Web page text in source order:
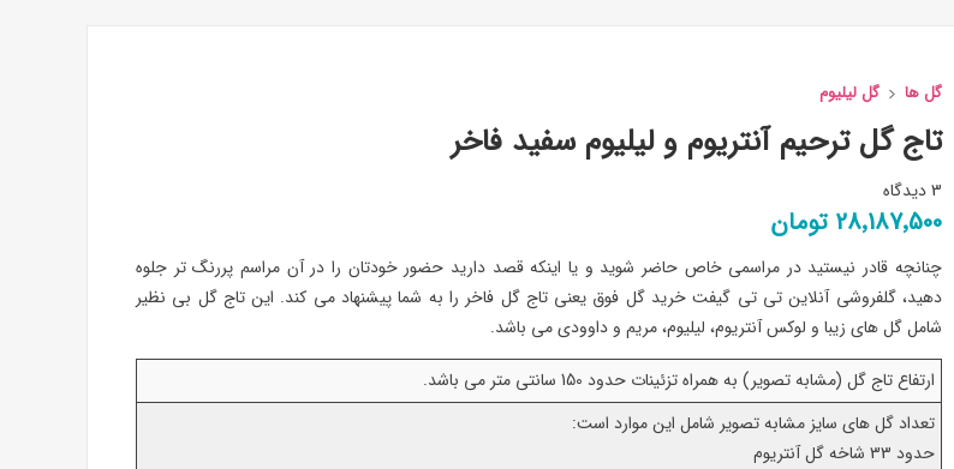
گل ها گل لیلیوم
تاج گل ترحیم آنتریوم و لیلیوم سفید فاخر
3 دیدگاه
28٬187٬500 تومان
چنانچه قادر نیستید در مراسمی خاص حاضر شوید و یا اینکه قصد دارید حضور خودتان را در آن مراسم پررنگ تر جلوه
دهید، گلفروشی آنلاین تی تی گیفت خرید گل فوق یعنی تاج گل فاخر را به شما پیشنهاد می کند. این تاج گل بی نظیر
شامل گل های زیبا و لوکس آنتریوم، لیلیوم، مریم و داوودی می باشد.
ارتفاع تاج گل (مشابه تصویر) به همراه تزئینات حدود 150 سانتی متر می باشد.
تعداد گل های سایز مشابه تصویر شامل این موارد است:
حدود 33 شاخه گل آنتریوم